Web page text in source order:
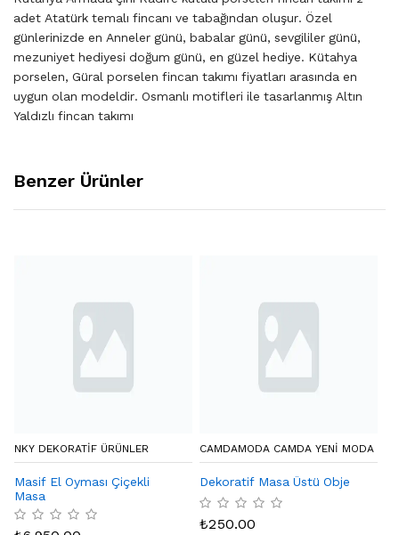
adet Atatürk temalı fincanı ve tabağından oluşur. Özel
günlerinizde en Anneler günü, babalar günü, sevgililer günü,
mezuniyet hediyesi doğum günü, en güzel hediye. Kütahya
porselen, Güral porselen fincan takımı fiyatları arasında en
uygun olan modeldir. Osmanlı motifleri ile tasarlanmış Altın
Yaldızlı fincan takımı
Benzer Ürünler
NKY DEKORATIF ÜRÜNLER
Masif El Oyması Çiçekli
Masa
CAMDAMODA CAMDA YENI MODA
Dekoratif Masa Üstü Obje
₺250.00